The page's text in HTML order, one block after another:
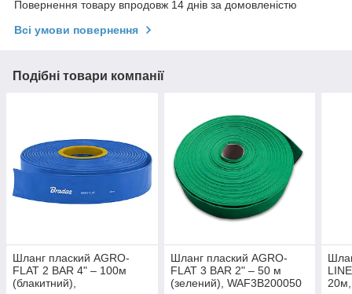
Повернення товару впродовж 14 днів за домовленістю
Всі умови повернення
Подібні товари компанії
Шланг плаский AGRO-
FLAT 2 BAR 4" – 100м
(блакитний),
Шланг плаский AGRO-
FLAT 3 BAR 2" – 50 м
(зелений), WAF3B200050